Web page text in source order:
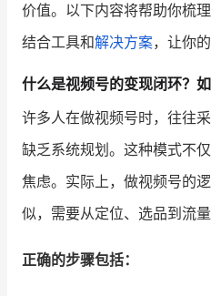
培训课程
增长俱乐部
增长俱乐部
商家社区
价值。以下内容将帮助你梳
结合工具和解决方案，让你
什么是视频号的变现闭环？
许多人在做视频号时，往往采
缺乏系统规划。这种模式不
焦虑。实际上，做视频号的
似，需要从定位、选品到流
正确的步骤包括：